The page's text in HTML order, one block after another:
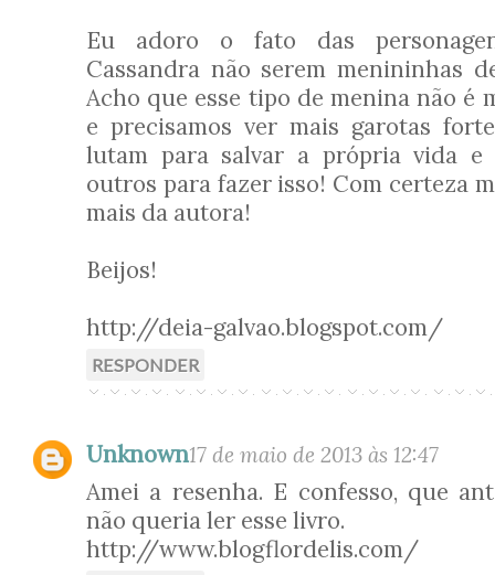
Eu adoro o fato das
Cassandra não serem menininhas
Acho que esse tipo de menina não é
e precisamos ver mais garotas
lutam para salvar a própria vida e
outros para fazer isso! Com certeza
mais da autora!
Beijos!
http://deia-galvao.blogspot.com/
RESPONDER
Unknown17 de maio de 2013 às 12:47
Amei a resenha. E confesso, que
não queria ler esse livro.
http://www.blogflordelis.com/